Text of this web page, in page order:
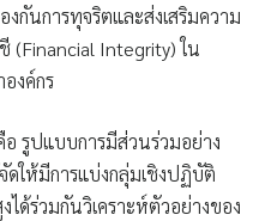
งกันการทุจริตและส่งเสริมความ
(Financial Integrity) ใน
งค์กร
รูปแบบการมีส่วนร่วมอย่าง
ดให้มีการแบ่งกลุ่มเชิงปฏิบัติ
ได้ร่วมกันวิเคราะห์ตัวอย่างของ